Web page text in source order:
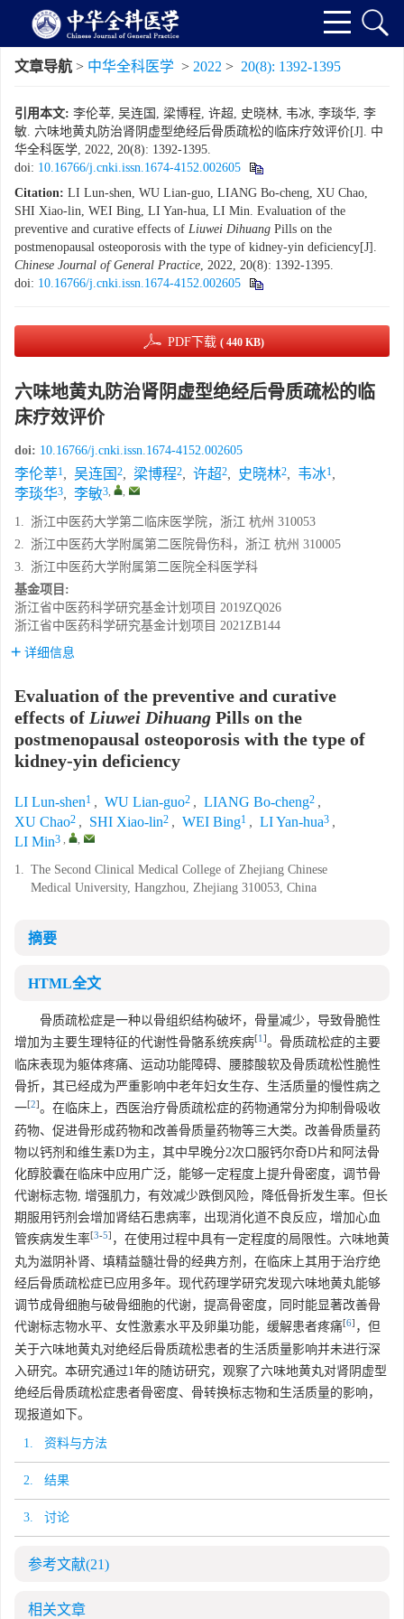
文章导航 > 中华全科医学 > 2022 > 20(8): 1392-1395
引用本文: 李伦莘, 吴连国, 梁博程, 许超, 史晓林, 韦冰, 李琰华, 李
敏. 六味地黄丸防治肾阴虚型绝经后骨质疏松的临床疗效评价[J]. 中
华全科医学, 2022, 20(8): 1392-1395.
doi: 10.16766/j.cnki.issn.1674-4152.002605
Citation: LI Lun-shen, WU Lian-guo, LIANG Bo-cheng, XU Chao,
SHI Xiao-lin, WEI Bing, LI Yan-hua, LI Min. Evaluation of the
preventive and curative effects of Liuwei Dihuang Pills on the
postmenopausal osteoporosis with the type of kidney-yin deficiency[J].
Chinese Journal of General Practice, 2022, 20(8): 1392-1395.
doi: 10.16766/j.cnki.issn.1674-4152.002605
PDF下载 ( 440 KB)
六味地黄丸防治肾阴虚型绝经后骨质疏松的临
床疗效评价
doi: 10.16766/j.cnki.issn.1674-4152.002605
李伦莘1, 吴连国 2, 梁博程2, 许超2, 史晓林2, 韦冰1,
李琰华3, 李敏3, ,
1. 浙江中医药大学第二临床医学院，浙江 杭州 310053
2. 浙江中医药大学附属第二医院骨伤科，浙江 杭州 310005
3. 浙江中医药大学附属第二医院全科医学科
基金项目:
浙江省中医药科学研究基金计划项目 2019ZQ026
浙江省中医药科学研究基金计划项目 2021ZB144
详细信息
Evaluation of the preventive and curative
effects of Liuwei Dihuang Pills on the
postmenopausal osteoporosis with the type of
kidney-yin deficiency
LI Lun-shen1 , WU Lian-guo2 , LIANG Bo-cheng2 ,
XU Chao2 , SHI Xiao-lin2 , WEI Bing1 , LI Yan-hua3 ,
LI Min3 , ,
1. The Second Clinical Medical College of Zhejiang Chinese
Medical University, Hangzhou, Zhejiang 310053, China
摘要
HTML全文
骨质疏松症是一种以骨组织结构破坏，骨量减少，导致骨脆性
增加为主要生理特征的代谢性骨骼系统疾病[1 ]。骨质疏松症的主要
临床表现为躯体疼痛、运动功能障碍、腰膝酸软及骨质疏松性脆性
骨折，其已经成为严重影响中老年妇女生存、生活质量的慢性病之
一[2]。在临床上，西医治疗骨质疏松症的药物通常分为抑制骨吸收
药物、促进骨形成药物和改善骨质量药物等三大类。改善骨质量药
物以钙剂和维生素D为主，其中早晚分2次口服钙尔奇D片和阿法骨
化醇胶囊在临床中应用广泛，能够一定程度上提升骨密度，调节骨
代谢标志物, 增强肌力，有效减少跌倒风险，降低骨折发生率。但长
期服用钙剂会增加肾结石患病率，出现消化道不良反应，增加心血
管疾病发生率[3-5] ，在使用过程中具有一定程度的局限性。六味地黄
丸为滋阴补肾、填精益髓壮骨的经典方剂，在临床上其用于治疗绝
经后骨质疏松症已应用多年。现代药理学研究发现六味地黄丸能够
调节成骨细胞与破骨细胞的代谢，提高骨密度，同时能显著改善骨
代谢标志物水平、女性激素水平及卵巢功能，缓解患者疼痛[6] ，但
关于六味地黄丸对绝经后骨质疏松患者的生活质量影响并未进行深
入研究。本研究通过1年的随访研究，观察了六味地黄丸对肾阴虚型
绝经后骨质疏松症患者骨密度、骨转换标志物和生活质量的影响，
现报道如下。
1. 资料与方法
2. 结果
3. 讨论
参考文献(21)
相关文章